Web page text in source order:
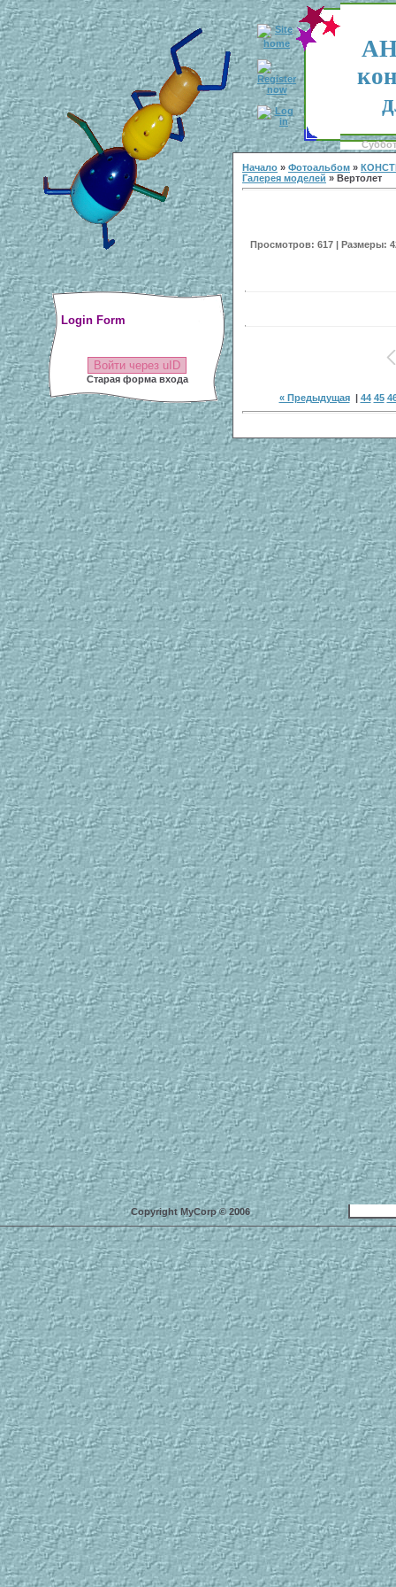
Login Form
Войти через uID
Старая форма входа
Начало » Фотоальбом »
Галерея моделей » Вертолет
Просмотров: 617 | Размеры:
« Предыдущая| 44 45
Copyright MyCorp © 2006